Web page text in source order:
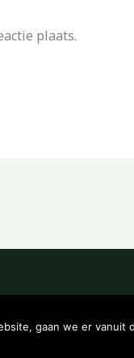
plaats.
gaan we er vanuit